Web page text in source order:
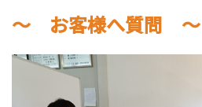
～ お客様へ質問 ～